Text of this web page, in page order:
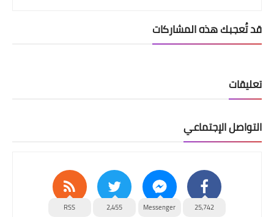
قد تُعجبك هذه المشاركات
تعليقات
التواصل الإجتماعي
25,742
Messenger
2,455
RSS